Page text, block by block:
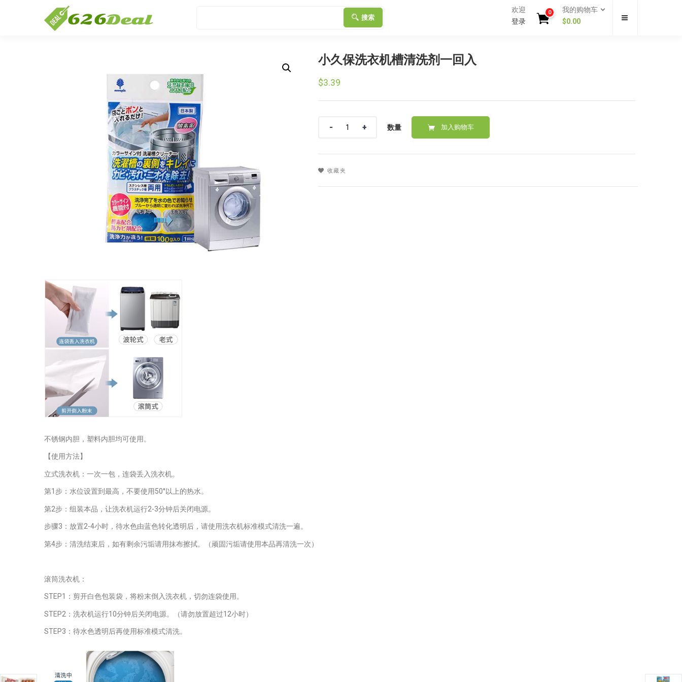
搜索
欢迎
登录
0
我的购物车
$0.00
小久保洗衣机槽清洗剂一回入
$3.39
数量 加入购物车
收藏夹
不锈钢内胆，塑料内胆均可使用。
【使用方法】
立式洗衣机：一次一包，连袋丢入洗衣机。
第1步：水位设置到最高，不要使用50°以上的热水。
第2步：组装本品，让洗衣机运行2-3分钟后关闭电源。
步骤3：放置2-4小时，待水色由蓝色转化透明后，请使用洗衣机标准模式清洗一遍。
第4步：清洗结束后，如有剩余污垢请用抹布擦拭。（顽固污垢请使用本品再清洗一次）
滚筒洗衣机：
STEP1：剪开白色包装袋，将粉末倒入洗衣机，切勿连袋使用。
STEP2：洗衣机运行10分钟后关闭电源。（请勿放置超过12小时）
STEP3：待水色透明后再使用标准模式清洗。